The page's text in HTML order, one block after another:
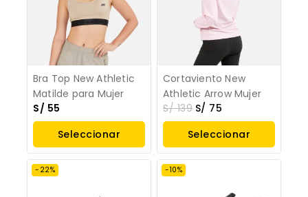
Bra Top New Athletic
Matilde para Mujer
S/ 55
Seleccionar
Opciones
Cortaviento New
Athletic Arrow Mujer
S/139 S/ 75
Seleccionar
Opciones
-22% -10%